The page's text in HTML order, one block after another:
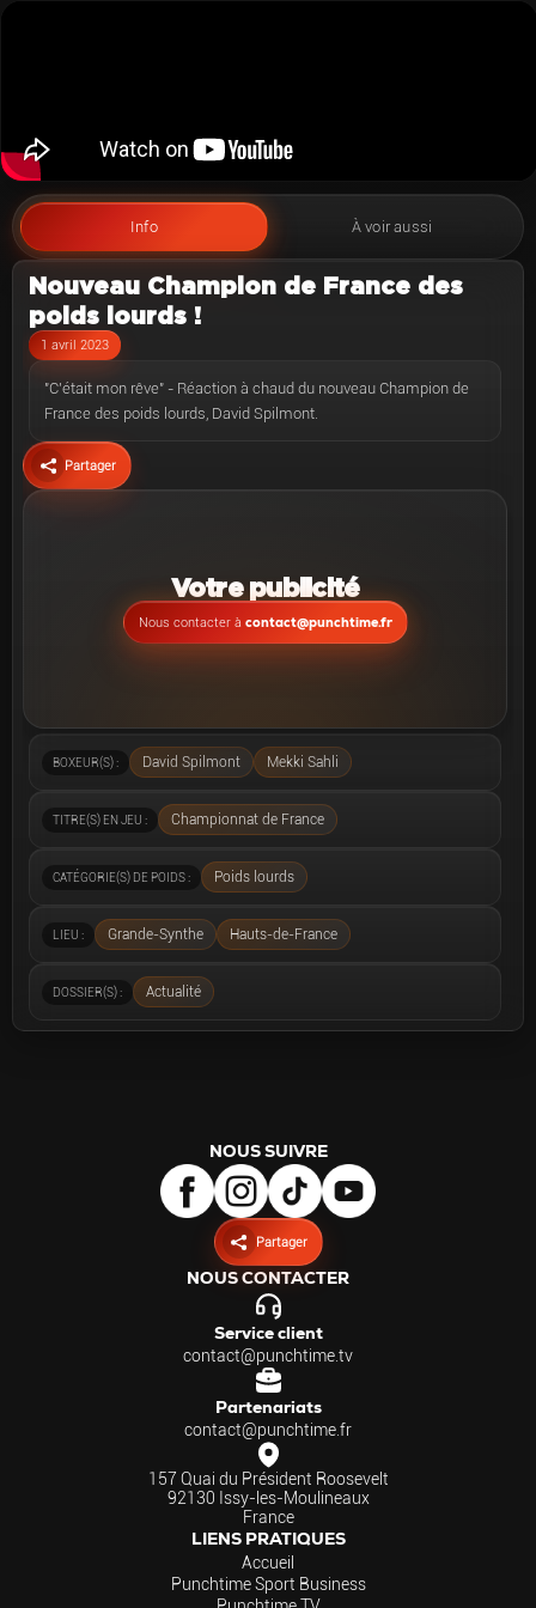
Info À voir aussi
Nouveau Champion de France des
poids lourds !
1 avril 2023
"C'était mon rêve" - Réaction à chaud du nouveau Champion de
France des poids lourds, David Spilmont.
Partager
Votre publicité
Nous contacter à contact@punchtime.fr
BOXEUR(S) : David Spilmont Mekki Sahli
TITRE(S) EN JEU : Championnat de France
CATÉGORIE(S) DE POIDS : Poids lourds
LIEU : Grande-Synthe Hauts-de-France
DOSSIER(S) : Actualité
LIENS PRATIQUES
Accueil
Punchtime Sport Business
NOUS CONTACTER
Service client
contact@punchtime.tv
Partenariats
contact@punchtime.fr
157 Quai du Président Roosevelt
92130 Issy-les-Moulineaux
France
NOUS SUIVRE
Partager